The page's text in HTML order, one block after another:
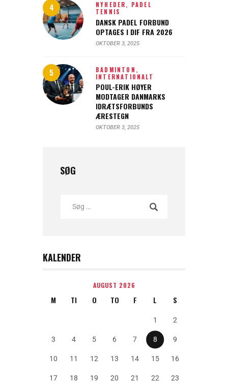
NYHEDER, PADEL
TENNIS
DANSK PADEL FORBUND
OPTAGES I DIF FRA 2026
OKTOBER 3, 2025
BADMINTON,
INTERNATIONALT
POUL-ERIK HØYER
MODTAGER DANMARKS
IDRÆTSFORBUNDS
ÆRESTEGN
OKTOBER 3, 2025
SØG
KALENDER
AUGUST 2026
M TI O TO F L S
1 2
3 4 5 6 7 8 9
10 11 12 13 14 15 16
17 18 19 20 21 22 23